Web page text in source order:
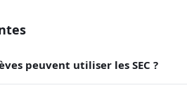
peuvent utiliser les SEC ?